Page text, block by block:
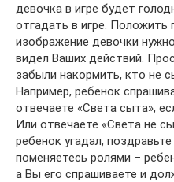
девочка в игре будет
отгадать в игре. Положить
изображение девочки
видел Ваших действий.
забыли накормить, кто не
Например, ребенок
отвечаете «Света сыта»,
Или отвечаете «Света не
ребенок угадал,
поменяетесь ролями –
а Вы его спрашиваете и